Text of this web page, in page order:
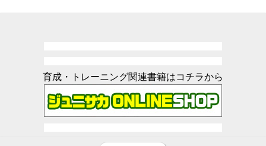
育成・トレーニング関連書籍はコチラから